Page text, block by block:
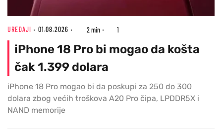
UREĐAJI 01.08.2026 2 min 1
iPhone 18 Pro bi mogao da košta
čak 1.399 dolara
iPhone 18 Pro mogao bi da poskupi za 250 do 300
dolara zbog većih troškova A20 Pro čipa, LPDDR5X i
NAND memorije